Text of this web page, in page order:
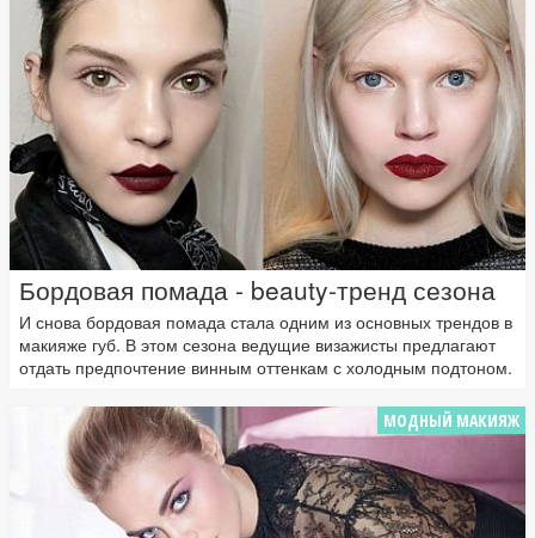
Бордовая помада - beauty-тренд сезона
И снова бордовая помада стала одним из основных трендов в
макияже губ. В этом сезона ведущие визажисты предлагают
отдать предпочтение винным оттенкам с холодным подтоном.
МОДНЫЙ МАКИЯЖ